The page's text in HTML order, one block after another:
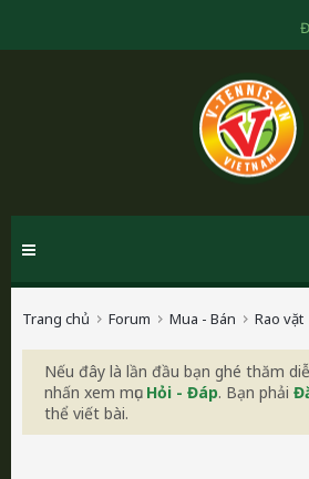
Trang chủ Forum Mua - Bán Rao vặt
Nếu đây là lần đầu bạn ghé thăm
nhấn xem mục Hỏi - Đáp. Bạn phải
thể viết bài.